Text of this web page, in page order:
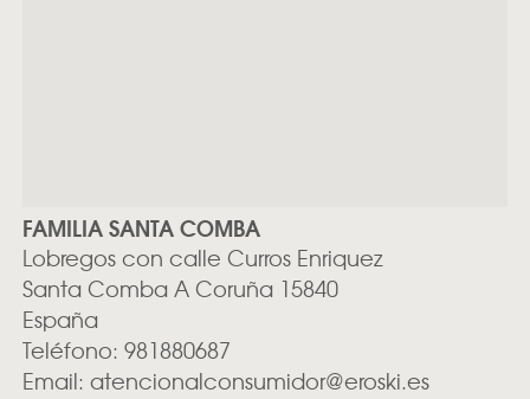
FAMILIA SANTA COMBA
Lobregos con calle Curros Enriquez
Santa Comba A Coruña 15840
España
Teléfono: 981880687
Email: atencionalconsumidor@eroski.es